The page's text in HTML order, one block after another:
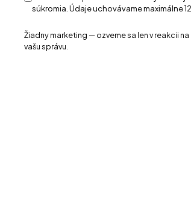
súkromia . Údaje uchovávame maximálne
Žiadny marketing — ozveme sa len v reakcii na
vašu správu.